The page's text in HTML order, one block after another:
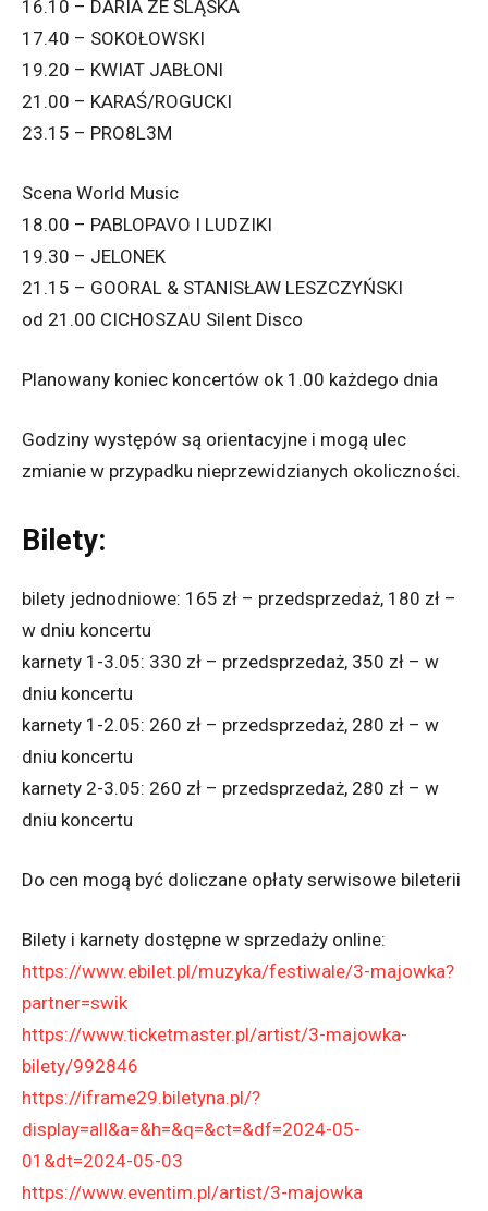
16.10 – DARIA ZE ŚLĄSKA
17.40 – SOKOŁOWSKI
19.20 – KWIAT JABŁONI
21.00 – KARAŚ/ROGUCKI
23.15 – PRO8L3M
Scena World Music
18.00 – PABLOPAVO I LUDZIKI
19.30 – JELONEK
21.15 – GOORAL & STANISŁAW LESZCZYŃSKI
od 21.00 CICHOSZAU Silent Disco
Planowany koniec koncertów ok 1.00 każdego dnia
Godziny występów są orientacyjne i mogą ulec
zmianie w przypadku nieprzewidzianych okoliczności.
Bilety:
bilety jednodniowe: 165 zł – przedsprzedaż, 180 zł –
w dniu koncertu
karnety 1-3.05: 330 zł – przedsprzedaż, 350 zł – w
dniu koncertu
karnety 1-2.05: 260 zł – przedsprzedaż, 280 zł – w
dniu koncertu
karnety 2-3.05: 260 zł – przedsprzedaż, 280 zł – w
dniu koncertu
Do cen mogą być doliczane opłaty serwisowe bileterii
Bilety i karnety dostępne w sprzedaży online:
https://www.ebilet.pl/muzyka/festiwale/3-majowka?
partner=swik
https://www.ticketmaster.pl/artist/3-majowka-
bilety/992846
https://iframe29.biletyna.pl/?
display=all&a=&h=&q=&ct=&df=2024-05-
01&dt=2024-05-03
https://www.eventim.pl/artist/3-majowka